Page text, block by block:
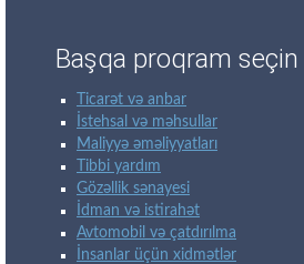
Başqa proqram seçin
Ticarət və anbar
İstehsal və məhsullar
Maliyyə əməliyyatları
Tibbi yardım
Gözəllik sənayesi
İdman və istirahət
Avtomobil və çatdırılma
İnsanlar üçün xidmətlər